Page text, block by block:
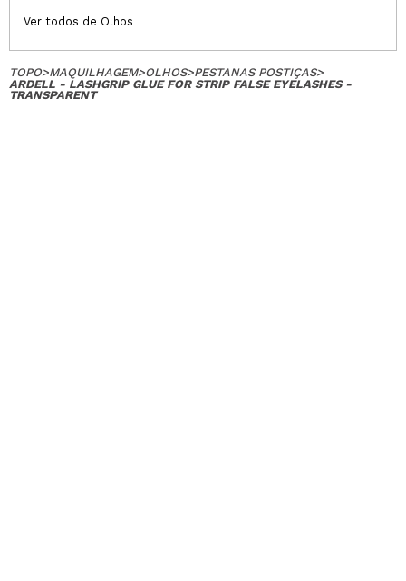
Ver todos de Olhos
TOPO>MAQUILHAGEM>OLHOS>PESTANAS POSTIÇAS>
ARDELL - LASHGRIP GLUE FOR STRIP FALSE EYELASHES -
TRANSPARENT